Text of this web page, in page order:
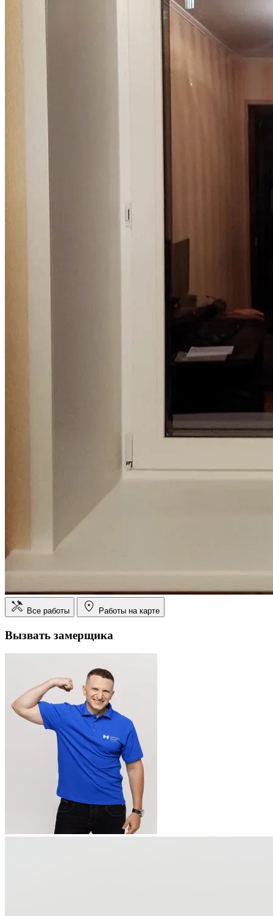
Все работы Работы на карте
Вызвать замерщика